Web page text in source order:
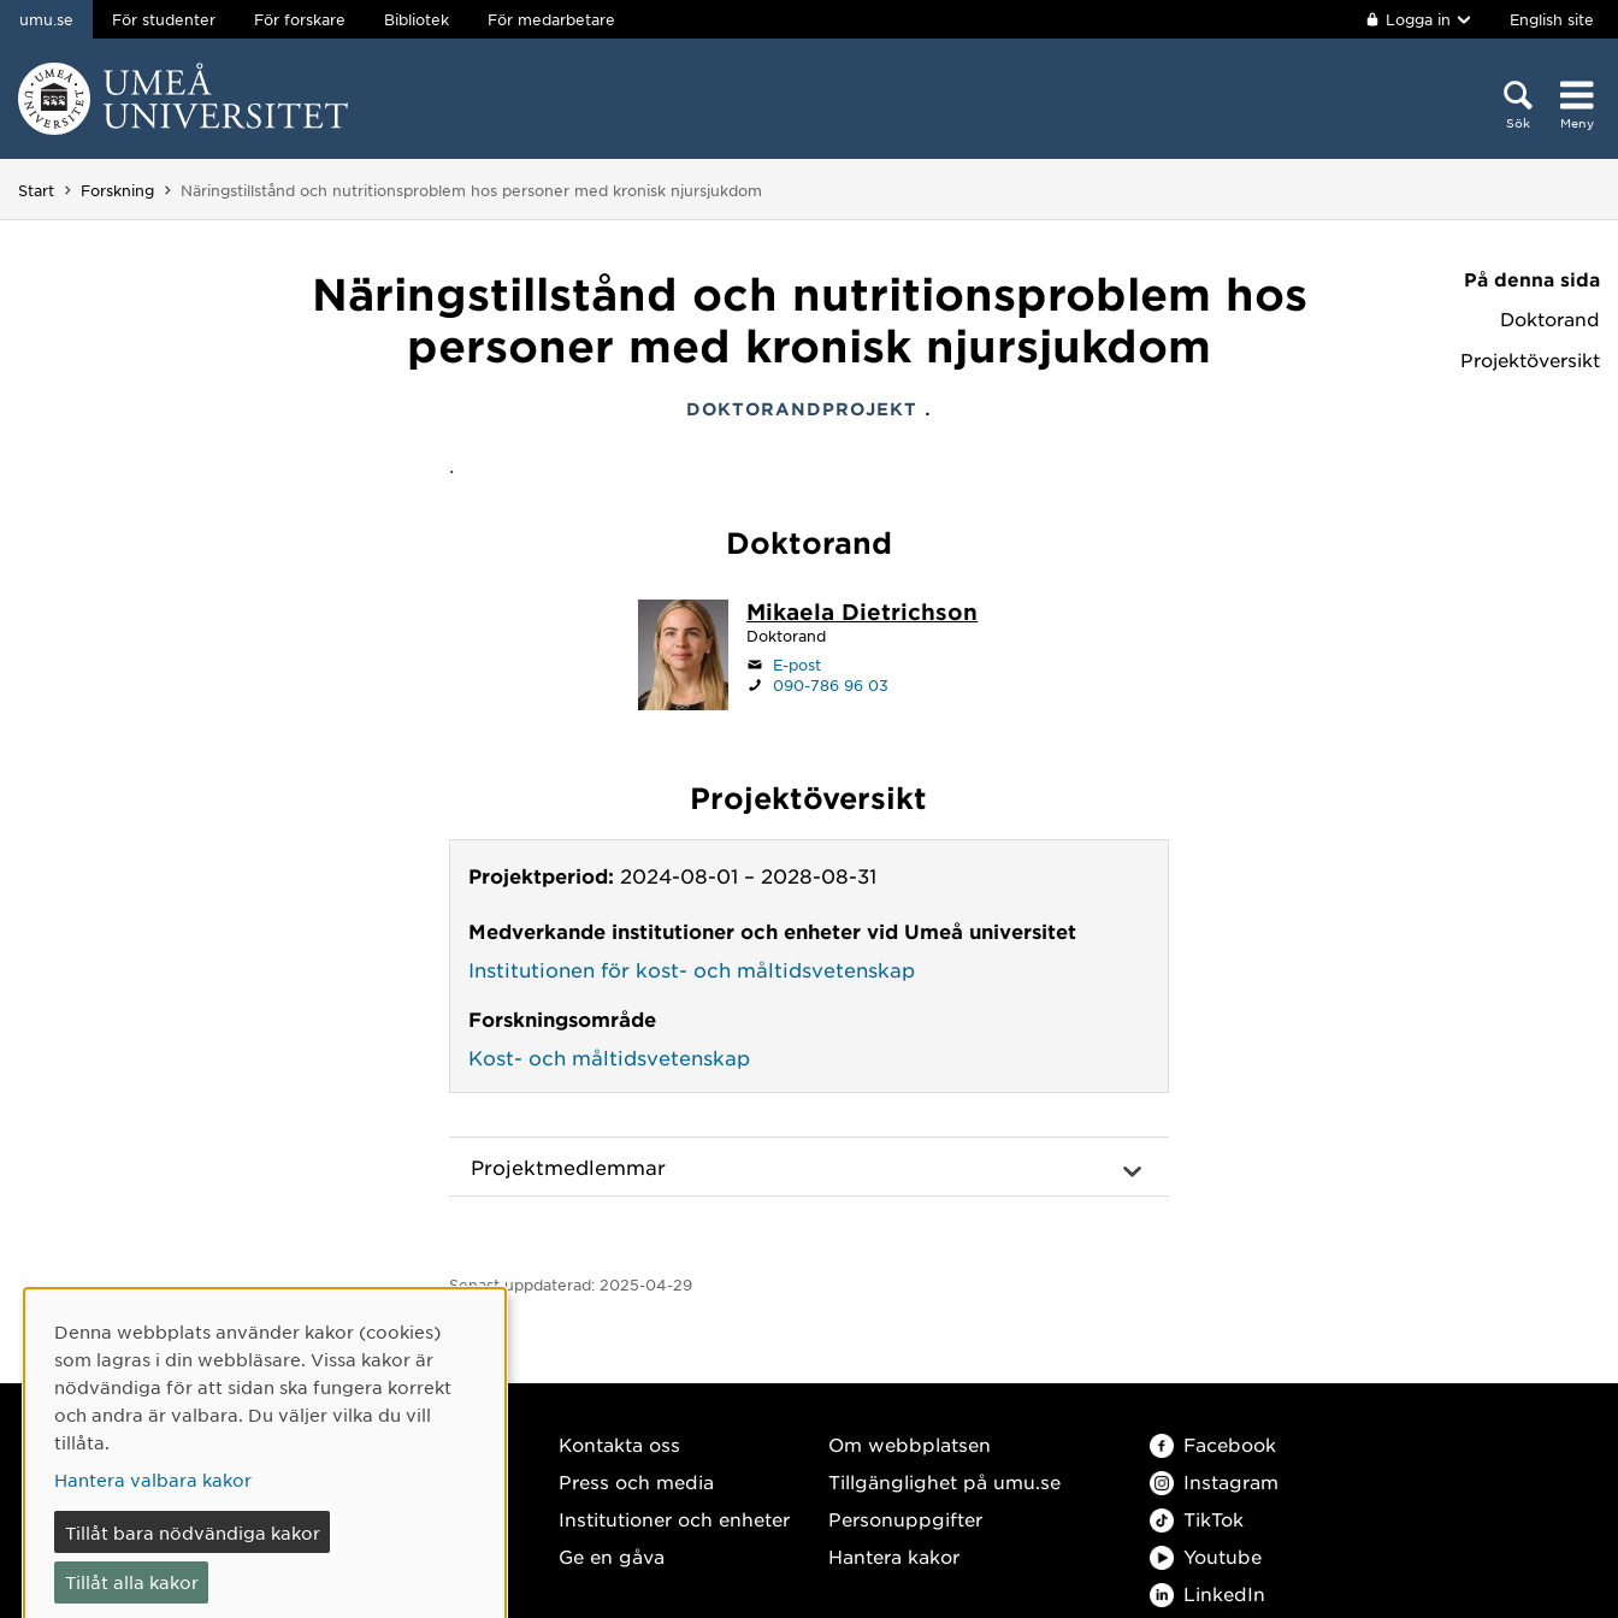
Hoppa direkt till innehållet
umu.se För studenter För forskare Bibliotek För medarbetare Logga in English site
Sök Meny
Huvudmenyn dold.
Start Forskning Du är här:
Näringstillstånd och nutritionsproblem hos personer med kronisk njursjukdom
På denna sida
Doktorand
Projektöversikt
Näringstillstånd och nutritionsproblem hos
personer med kronisk njursjukdom
DOKTORANDPROJEKT .
.
Doktorand
Mikaela Dietrichson
Doktorand
E-post
090-786 96 03
Projektöversikt
Projektperiod: 2024-08-01 – 2028-08-31
Medverkande institutioner och enheter vid Umeå universitet
Institutionen för kost- och måltidsvetenskap
Forskningsområde
Kost- och måltidsvetenskap
Projektmedlemmar
Senast uppdaterad: 2025-04-29
Tel: 090-786 50 00
Hitta till oss
Kontakta oss
Press och media
Institutioner och enheter
Ge en gåva
Om webbplatsen
Tillgänglighet på umu.se
Personuppgifter
Hantera kakor
Facebook
Instagram
TikTok
Youtube
LinkedIn
Cookie-samtycke
Denna webbplats använder kakor (cookies)
som lagras i din webbläsare. Vissa kakor är
nödvändiga för att sidan ska fungera korrekt
och andra är valbara. Du väljer vilka du vill
tillåta.
Hantera valbara kakor
Tillåt bara nödvändiga kakor
Tillåt alla kakor